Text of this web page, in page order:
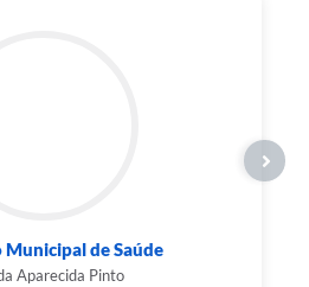
Municipal de Saúde
Aparecida Pinto